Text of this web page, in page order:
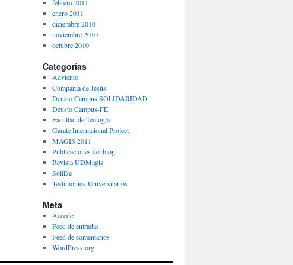
febrero 2011
enero 2011
diciembre 2010
noviembre 2010
octubre 2010
Categorías
Adviento
Compañía de Jesús
Deusto Campus SOLIDARIDAD
Deusto Campus-FE
Facultad de Teología
Garate International Project
MAGIS 2011
Publicaciones del blog
Revista UDMagis
SoliDe
Testimonios Universitarios
Meta
Acceder
Feed de entradas
Feed de comentarios
WordPress.org